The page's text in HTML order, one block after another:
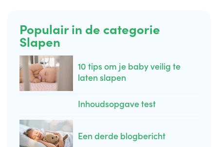
Populair in de categorie
Slapen
10 tips om je baby veilig te
laten slapen
Inhoudsopgave test
Een derde blogbericht